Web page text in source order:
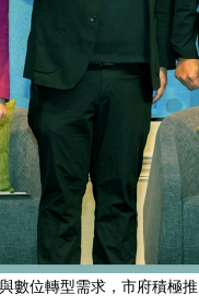
數位轉型需求，市府積極推